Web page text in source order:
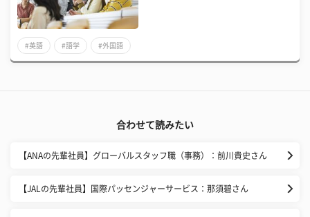
#英語 #語学 #外国語
合わせて読みたい
【ANAの先輩社員】グローバルスタッフ職（事務）：前川貴史さん
【JALの先輩社員】国際パッセンジャーサービス：那須碧さん